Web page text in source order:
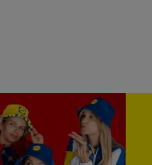
sur « Refuser », vous
», vous autorisez tous les
sur la durée de